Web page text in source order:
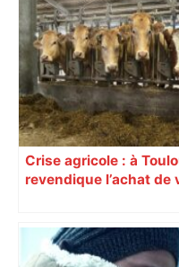
Crise agricole : à
revendique l’achat de